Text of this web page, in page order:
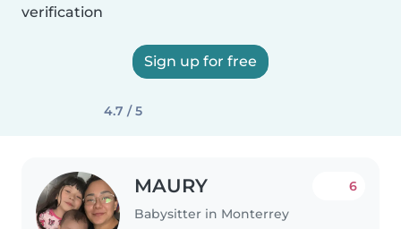
verification
Sign up for free
4.7 / 5
MAURY
Babysitter in Monterrey
6